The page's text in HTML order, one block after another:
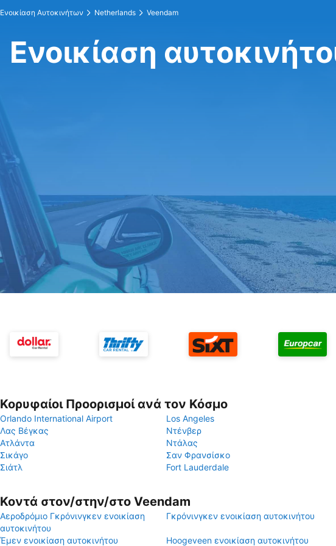
Ενοικίαση Αυτοκινήτων Netherlands Veendam
Ενοικίαση
Κορυφαίοι Προορισμοί ανά τον Κόσμο
Orlando International Airport
Los Angeles
Λας Βέγκας
Ντένβερ
Ατλάντα
Ντάλας
Σικάγο
Σαν Φρανσίσκο
Σιάτλ
Fort Lauderdale
Κοντά στον/στην/στο Veendam
Αεροδρόμιο Γκρόνινγκεν ενοικίαση
αυτοκινήτου
Γκρόνινγκεν ενοικίαση αυτοκινήτου
Έμεν ενοικίαση αυτοκινήτου Hoogeveen ενοικίαση αυτοκινήτου